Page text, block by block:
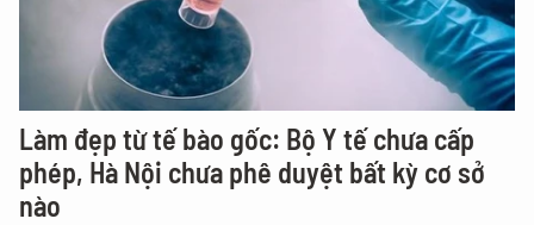
Làm đẹp từ tế bào gốc: Bộ Y tế chưa cấp
phép, Hà Nội chưa phê duyệt bất kỳ cơ sở
nào